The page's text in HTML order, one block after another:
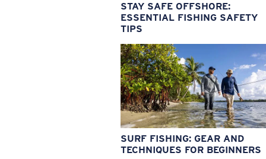
STAY SAFE OFFSHORE:
ESSENTIAL FISHING SAFETY
TIPS
SURF FISHING: GEAR AND
TECHNIQUES FOR BEGINNERS